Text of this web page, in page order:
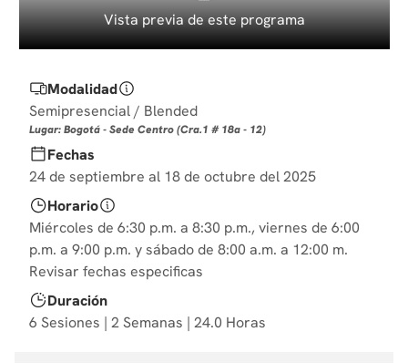
10. diseño Vista previa de este programa
Modalidad
Semipresencial / Blended
Lugar: Bogotá - Sede Centro (Cra.1 # 18a - 12)
Fechas
24 de septiembre al 18 de octubre del 2025
Horario
Miércoles de 6:30 p.m. a 8:30 p.m., viernes de 6:00
p.m. a 9:00 p.m. y sábado de 8:00 a.m. a 12:00 m.
Revisar fechas especificas
Duración
6 Sesiones | 2 Semanas | 24.0 Horas